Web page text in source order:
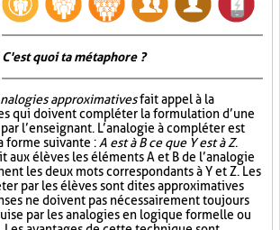
C'est quoi ta métaphore ?
approximativesfait appel à la
qui doivent compléter la formulation d’une
l’enseignant. L’analogie à compléter est
forme suivante : A est à B ce que Y est à Z.
aux élèves les éléments A et B de l’analogie
les deux mots correspondants à Y et Z. Les
par les élèves sont dites approximatives
ne doivent pas nécessairement toujours
par les analogies en logique formelle ou